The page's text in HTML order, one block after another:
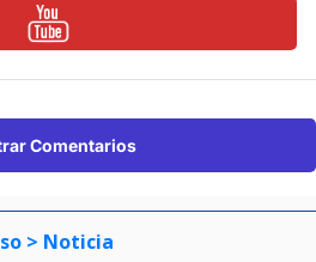
Comentarios
> Noticia